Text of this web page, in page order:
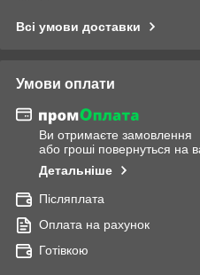
Всі умови доставки
Умови оплати
Ви отримаєте замовлення
або гроші повернуться на
Детальніше
Післяплата
Оплата на рахунок
Готівкою